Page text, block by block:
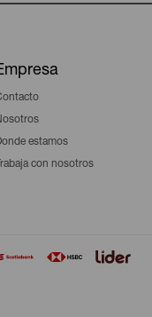
estamos
Trabaja con nosotros